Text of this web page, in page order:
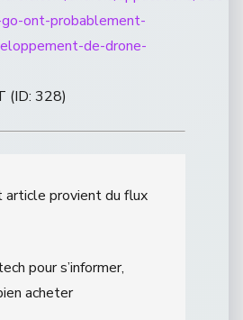
ont-probablement-
de-drone-
(ID: 328)
article provient du flux
pour s’informer,
acheter